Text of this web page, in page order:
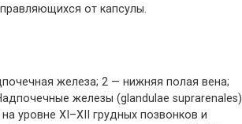
от капсулы.
железа; 2 — нижняя полая вена;
железы (glandulae suprarenales)
уровне XI–XII грудных позвонков и